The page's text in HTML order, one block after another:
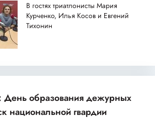
В гостях триатлонисты Мария
Курченко, Илья Косов и Евгений
Тихонин
День образования дежурных
национальной гвардии